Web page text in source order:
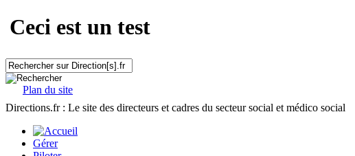
Ceci est un test
Plan du site
Directions.fr : Le site des directeurs et cadres du secteur social et médico social
Gérer